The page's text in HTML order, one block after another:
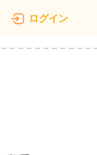
ログイン